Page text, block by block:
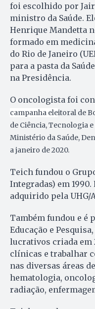
foi escolhido por
ministro da Saúde.
Henrique Mandetta
formado em
do Rio de Janeiro
para a pasta da
na Presidência.
O oncologista foi
campanha eleitoral de
de Ciência, Tecnologia
Ministério da Saúde,
a janeiro de 2020.
Teich fundou o
Integradas) em
adquirido pela UHG/
Também fundou e é
Educação e
lucrativos criada em
clínicas e trabalhar
nas diversas áreas
hematologia,
radiação,